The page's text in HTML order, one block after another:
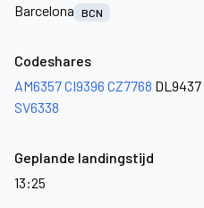
Barcelona
BCN
Codeshares
AM6357CI9396 CZ7768 DL9437
SV6338
Geplande landingstijd
13:25